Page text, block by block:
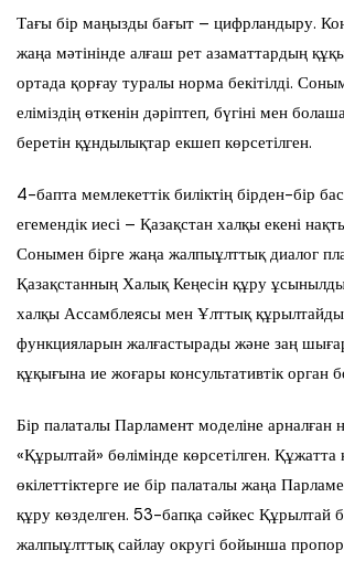
Тағы бір маңызды бағыт – цифрландыру.
жаңа мәтінінде алғаш рет азаматтардың
ортада қорғау туралы норма бекітілді.
еліміздің өткенін дәріптеп, бүгіні мен
беретін құндылықтар екшеп көрсетілген.
4-бапта мемлекеттік биліктің бірден-бір
егемендік иесі – Қазақстан халқы екені
Сонымен бірге жаңа жалпыұлттық диалог
Қазақстанның Халық Кеңесін құру
халқы Ассамблеясы мен Ұлттық
функцияларын жалғастырады және заң
құқығына ие жоғары консультативтік орган
Бір палаталы Парламент моделіне арналған
«Құрылтай» бөлімінде көрсетілген. Құжатта
өкілеттіктерге ие бір палаталы жаңа
құру көзделген. 53-бапқа сәйкес Құрылтай
жалпыұлттық сайлау округі бойынша